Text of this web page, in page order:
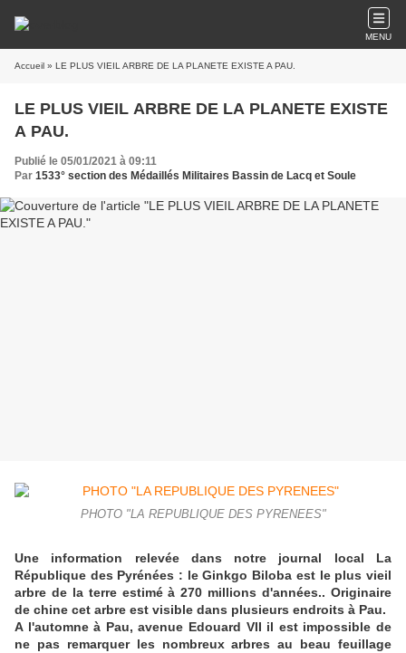
MENU
Accueil » LE PLUS VIEIL ARBRE DE LA PLANETE EXISTE A PAU.
LE PLUS VIEIL ARBRE DE LA PLANETE EXISTE
A PAU.
Publié le 05/01/2021 à 09:11
Par 1533° section des Médaillés Militaires Bassin de Lacq et Soule
PHOTO "LA REPUBLIQUE DES PYRENEES"
Une information relevée dans notre journal local La
République des Pyrénées : le Ginkgo Biloba est le plus vieil
arbre de la terre estimé à 270 millions d'années.. Originaire
de chine cet arbre est visible dans plusieurs endroits à Pau.
A l'automne à Pau, avenue Edouard VII il est impossible de
ne pas remarquer les nombreux arbres au beau feuillage